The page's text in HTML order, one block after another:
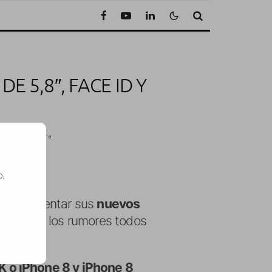
5,8″, FACE ID Y
de lectura
presentar sus nuevos
los rumores todos
o iPhone 8 y iPhone 8